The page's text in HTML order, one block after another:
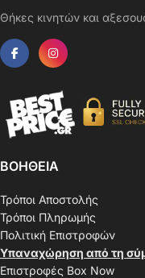
Θήκες κινητών και
ΒΟΗΘΕΙΑ
Τρόποι Αποστολής
Τρόποι Πληρωμής
Πολιτική Επιστροφών
Υπαναχώρηση από τη
Επιστροφές Box Now